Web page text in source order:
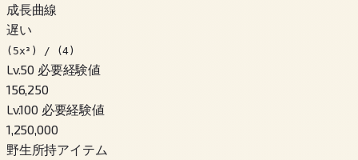
成長曲線
遅い
(5x³) / (4)
Lv.50 必要経験値
156,250
Lv.100 必要経験値
1,250,000
野生所持アイテム